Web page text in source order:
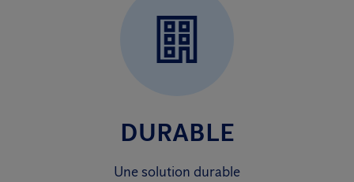
DURABLE
Une solution durable